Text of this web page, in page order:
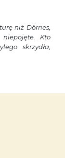
niż Dörries,
Kto
skrzydła,